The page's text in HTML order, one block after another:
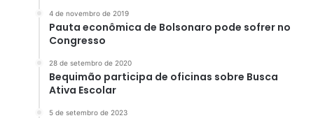
4 de novembro de 2019
Pauta econômica de Bolsonaro pode sofrer no
Congresso
28 de setembro de 2020
Bequimão participa de oficinas sobre Busca
Ativa Escolar
5 de setembro de 2023